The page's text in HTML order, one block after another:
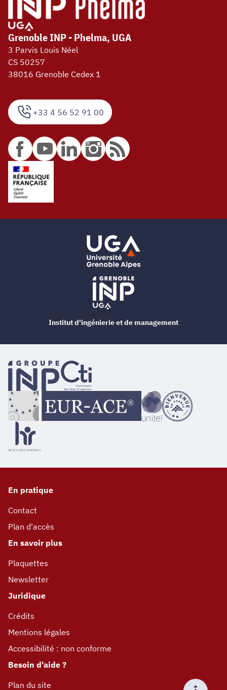
+33 4 56 52 91 00
Grenoble INP - Phelma, UGA
3 Parvis Louis Néel
CS 50257
38016 Grenoble Cedex 1
En pratique
Contact
Plan d'accès
En savoir plus
Plaquettes
Newsletter
Juridique
Crédits
Mentions légales
Accessibilité : non conforme
Besoin d'aide ?
Plan du site
Institut d'ingénierie et de management